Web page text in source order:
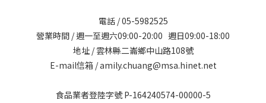
電話 / 05-5982525
營業時間 / 週一至週六09:00-20:00 週日09:00-18:00
地址 / 雲林縣二崙鄉中山路108號
E-mail信箱 / amily.chuang@msa.hinet.net
食品業者登陸字號 P-164240574-00000-5